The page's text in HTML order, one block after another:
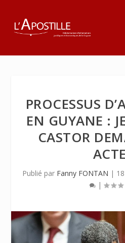
PROCESSUS
EN GUYANE :
CASTOR
Publié par Fanny FONTAN |
|